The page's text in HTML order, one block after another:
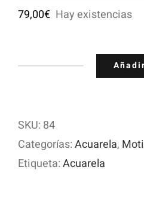
79,00€ Hay existencias
cantidad
SKU: 84
Categorías:Acuarela,
Etiqueta:Acuarela